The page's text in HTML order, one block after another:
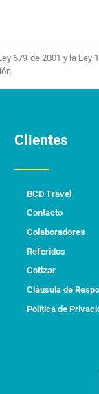
679 de 2001 y la Ley
Clientes
BCD Travel
Contacto
Colaboradores
Referidos
Cotizar
Cláusula de
Política de